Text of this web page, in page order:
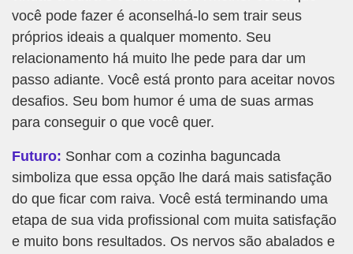
você pode fazer é aconselhá-lo sem trair seus
próprios ideais a qualquer momento. Seu
relacionamento há muito lhe pede para dar um
passo adiante. Você está pronto para aceitar novos
desafios. Seu bom humor é uma de suas armas
para conseguir o que você quer.
Futuro: Sonhar com a cozinha baguncada
simboliza que essa opção lhe dará mais satisfação
do que ficar com raiva. Você está terminando uma
etapa de sua vida profissional com muita satisfação
e muito bons resultados. Os nervos são abalados e